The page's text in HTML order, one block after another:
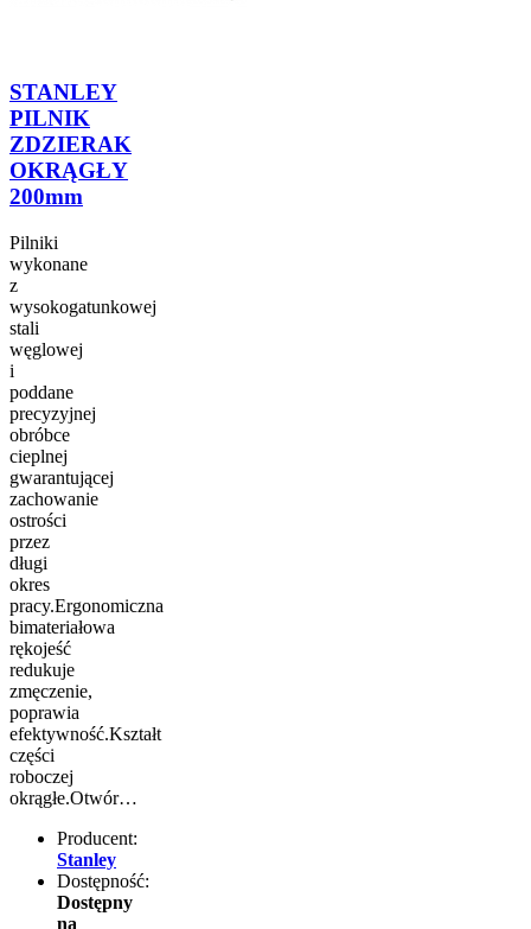
STANLEY
PILNIK
ZDZIERAK
OKRĄGŁY
200mm
Pilniki
wykonane
z
wysokogatunkowej
stali
węglowej
i
poddane
precyzyjnej
obróbce
cieplnej
gwarantującej
zachowanie
ostrości
przez
długi
okres
pracy.Ergonomiczna
bimateriałowa
rękojeść
redukuje
zmęczenie,
poprawia
efektywność.Kształt
części
roboczej
okrągłe.Otwór…
Producent:
Stanley
Dostępność:
Dostępny
na